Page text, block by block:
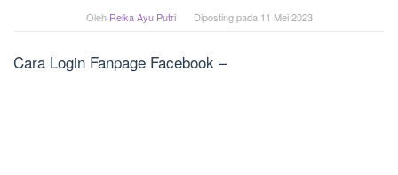
Oleh Reika Ayu Putri Diposting pada 11 Mei 2023
Cara Login Fanpage Facebook –